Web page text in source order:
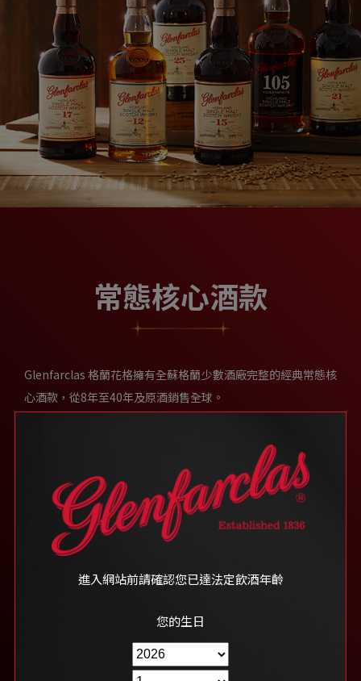
進入網站前請確認您已達法定飲酒年齡
您的生日
常態核心酒款
Glenfarclas 格蘭花格擁有全蘇格蘭少數酒廠完整的經典常態核
心酒款，從8年至40年及原酒銷售全球。
完整的瞭解、熟悉各款常態品項的調性、酒體本質及氣、味、
懂得品味「單一麥芽雪莉桶蘇格蘭威士忌」的你，就從
Glenfarclas格蘭花格的經典常態酒款開始吧。
探索各式酒款